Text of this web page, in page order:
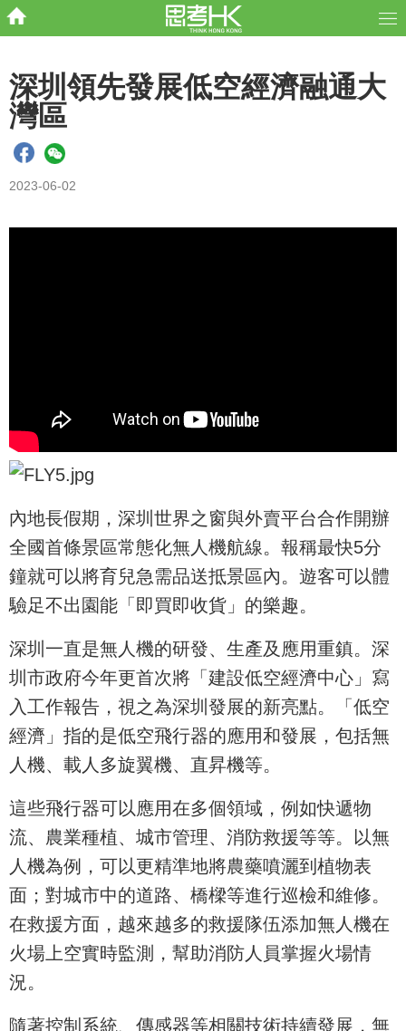
深圳領先發展低空經濟融通大
灣區
2023-06-02
內地長假期，深圳世界之窗與外賣平台合作開辦
全國首條景區常態化無人機航線。報稱最快5分
鐘就可以將育兒急需品送抵景區內。遊客可以體
驗足不出園能「即買即收貨」的樂趣。
深圳一直是無人機的研發、生產及應用重鎮。深
圳市政府今年更首次將「建設低空經濟中心」寫
入工作報告，視之為深圳發展的新亮點。「低空
經濟」指的是低空飛行器的應用和發展，包括無
人機、載人多旋翼機、直昇機等。
這些飛行器可以應用在多個領域，例如快遞物
流、農業種植、城市管理、消防救援等等。以無
人機為例，可以更精準地將農藥噴灑到植物表
面；對城市中的道路、橋樑等進行巡檢和維修。
在救援方面，越來越多的救援隊伍添加無人機在
火場上空實時監測，幫助消防人員掌握火場情
況。
隨著控制系統、傳感器等相關技術持續發展，無